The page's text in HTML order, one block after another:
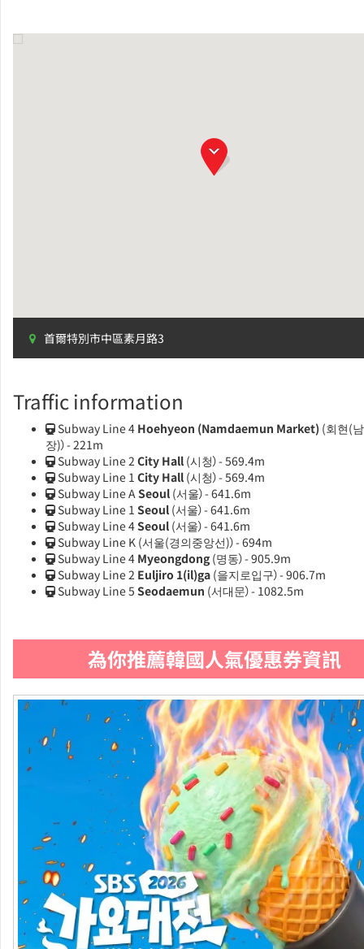
首爾特別市中區素月路3
Traffic information
Subway Line 4 Hoehyeon (Namdaemun Market) (회현(
장)）- 221m
Subway Line 2 City Hall (시청）- 569.4m
Subway Line 1 City Hall (시청）- 569.4m
Subway Line ASeoul (서울）- 641.6m
Subway Line 1 Seoul (서울）- 641.6m
Subway Line 4Seoul (서울）- 641.6m
Subway Line K (서울(경의중앙선)）- 694m
Subway Line 4 Myeongdong (명동）- 905.9m
Subway Line 2 Euljiro 1(il)ga (을지로입구）- 906.7m
Subway Line 5 Seodaemun (서대문）- 1082.5m
為你推薦韓國人氣優惠券資訊